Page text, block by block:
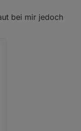
bei mir jedoch